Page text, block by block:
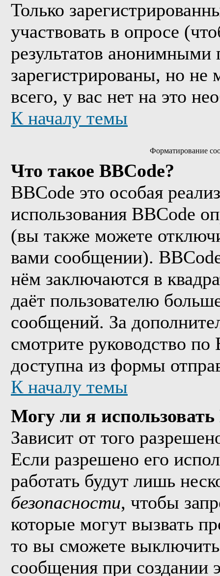
Только
участвовать в опросе
результатов
зарегистрированы, но не
всего, у вас нет на это
К началу темы
Форматирование
Что такое BBCode?
BBCode это особая
использования BBCode
(вы также можете
вами сообщении).
нём заключаются в
даёт пользователю
сообщений. За
смотрите руководство
доступна из формы
К началу темы
Могу ли я
Зависит от того
Если разрешено его
работать будут лишь
безопасности, чтобы
которые могут вызвать
то вы сможете выключить
сообщения при создании